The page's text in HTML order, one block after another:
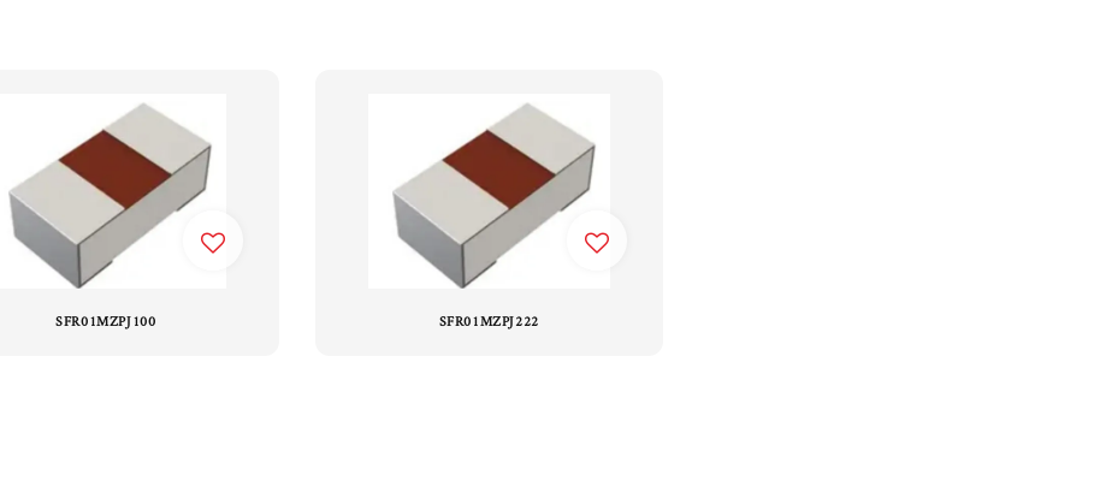
SFR01MZPJ100 SFR01MZPJ222